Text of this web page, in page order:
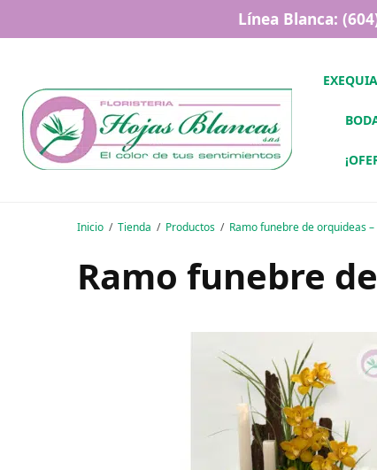
Línea Blanca:
Inicio Tienda Productos Ramo funebre de orquideas –
Ramo funebre